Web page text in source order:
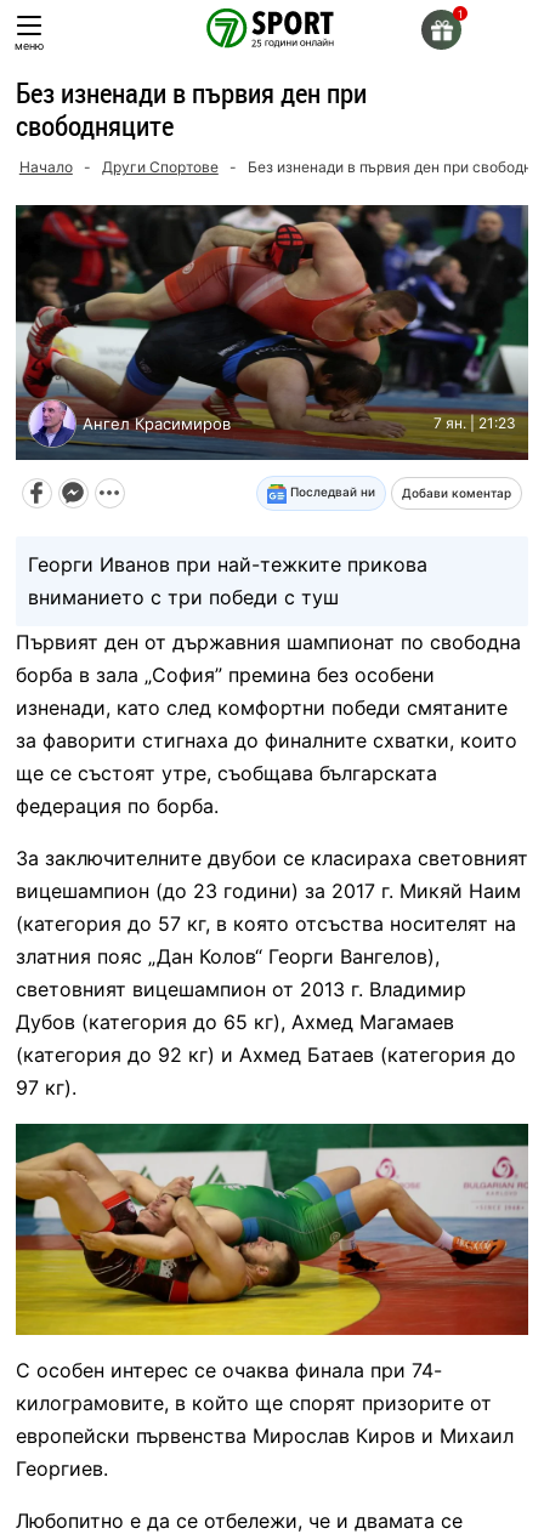
Skip
toменю
Без изненади в първия ден при
свободняците
Начало - Други Спортове - Без изненади в първия ден при
Ангел Красимиров 7 ян. | 21:23
Последвай ни Добави коментар
Георги Иванов при най-тежките прикова
вниманието с три победи с туш
Първият ден от държавния шампионат по свободна
борба в зала „София” премина без особени
изненади, като след комфортни победи смятаните
за фаворити стигнаха до финалните схватки, които
ще се състоят утре, съобщава българската
федерация по борба.
За заключителните двубои се класираха световният
вицешампион (до 23 години) за 2017 г. Микяй Наим
(категория до 57 кг, в която отсъства носителят на
златния пояс „Дан Колов“ Георги Вангелов),
световният вицешампион от 2013 г. Владимир
Дубов (категория до 65 кг), Ахмед Магамаев
(категория до 92 кг) и Ахмед Батаев (категория до
97 кг).
С особен интерес се очаква финала при 74-
килограмовите, в който ще спорят призорите от
европейски първенства Мирослав Киров и Михаил
Георгиев.
Любопитно е да се отбележи, че и двамата се